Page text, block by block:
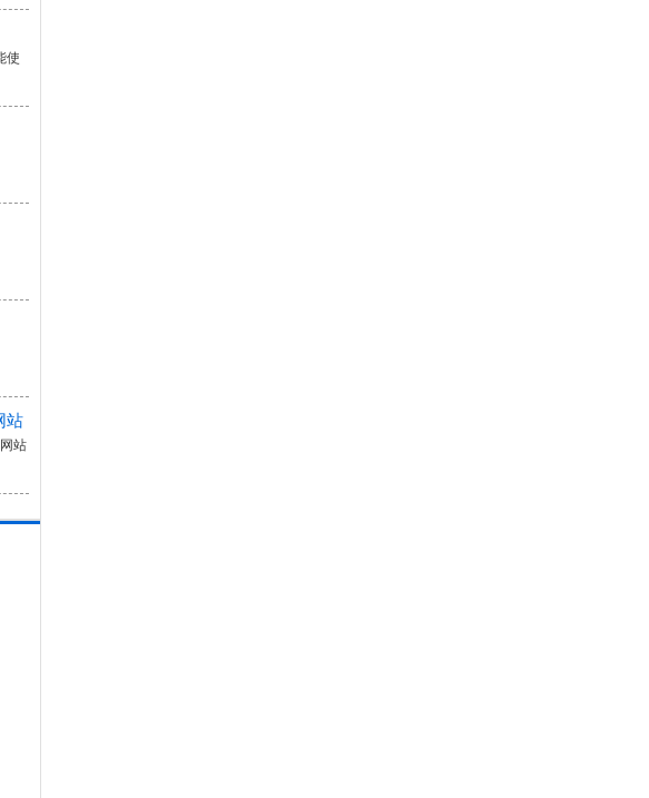
使
站
站